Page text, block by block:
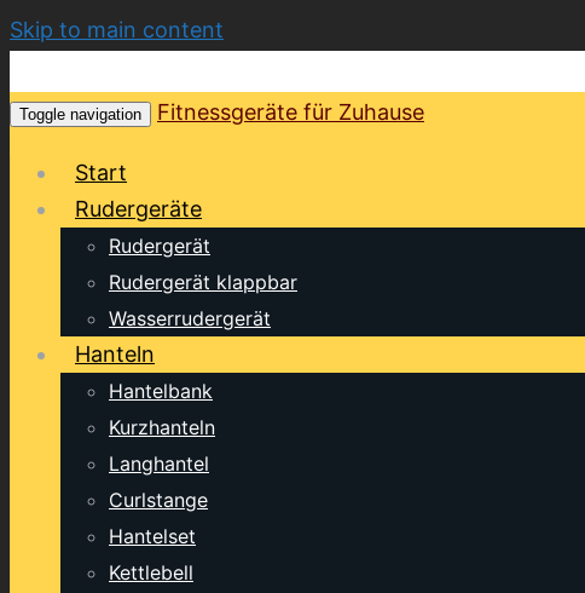
Skip to main content
Toggle navigation Fitnessgeräte für Zuhause
Start
Rudergeräte
Rudergerät
Rudergerät klappbar
Wasserrudergerät
Hanteln
Hantelbank
Kurzhanteln
Langhantel
Curlstange
Hantelset
Kettlebell